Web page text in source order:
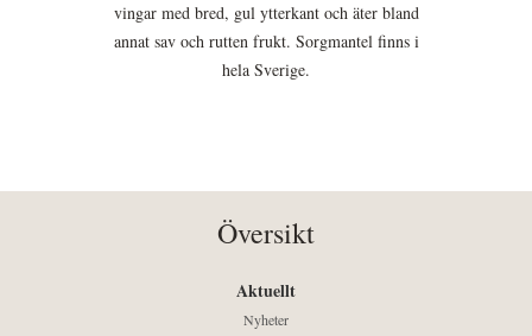
vingar med bred, gul ytterkant och äter bland
annat sav och rutten frukt. Sorgmantel finns i
hela Sverige.
Översikt
Aktuellt
Nyheter